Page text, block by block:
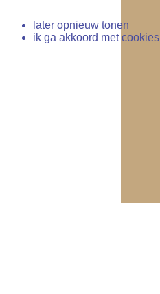
later opnieuw tonen
ik ga akkoord met cookies